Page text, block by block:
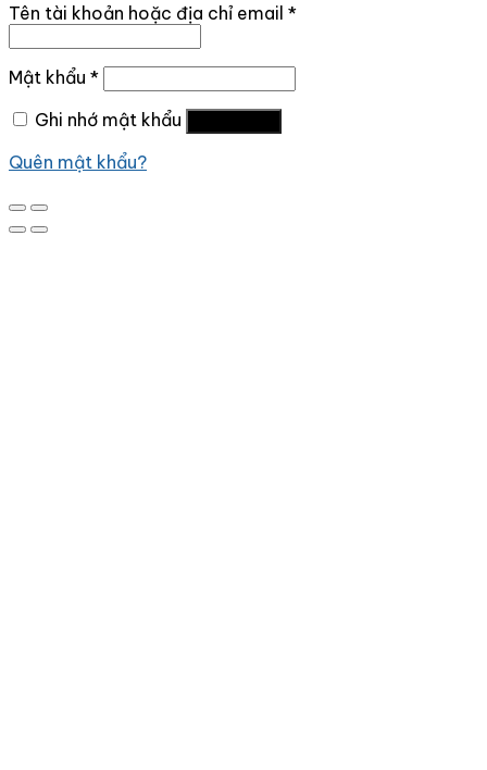
Tên tài khoản hoặc địa chỉ email *
Mật khẩu *
Ghi nhớ mật khẩu
Quên mật khẩu?